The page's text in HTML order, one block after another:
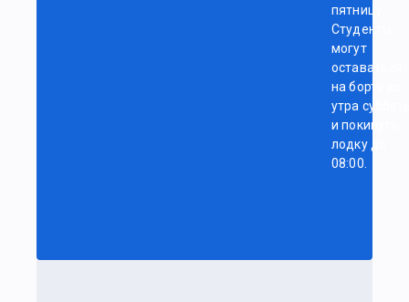
пятницу.
Студенты
могут
оставаться
на борту до
утра
и покинуть
лодку до
08:00.